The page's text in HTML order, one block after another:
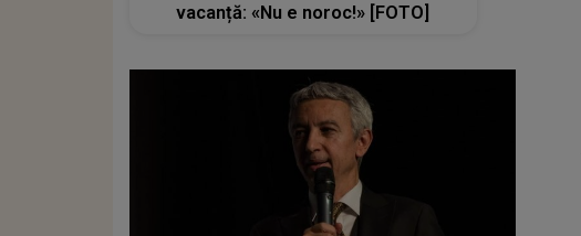
vacanță: «Nu e noroc!» [FOTO]